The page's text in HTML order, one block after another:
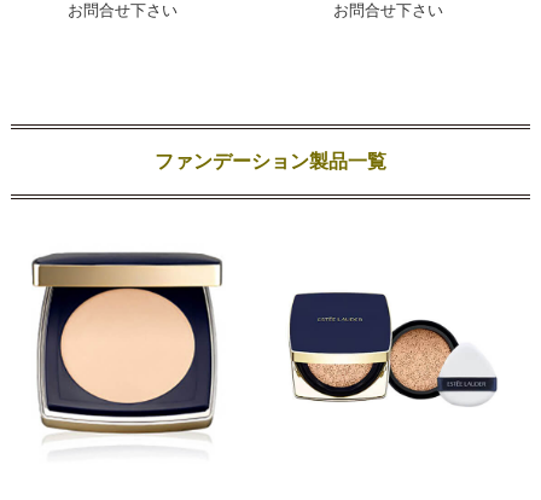
お問合せ下さい
お問合せ下さい
ファンデーション製品一覧